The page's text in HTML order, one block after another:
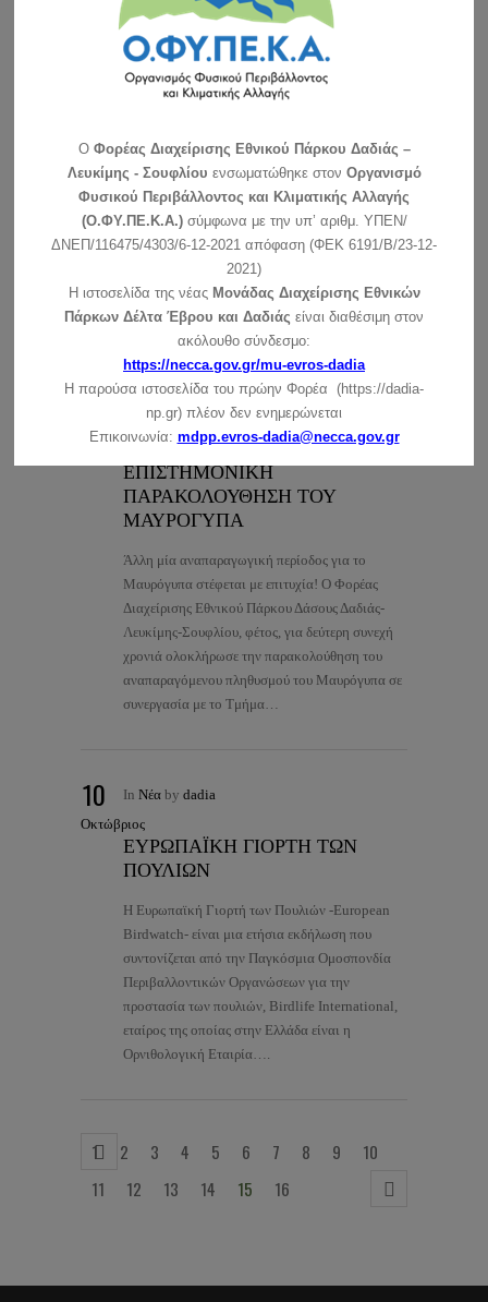
Νοέμβριος
InΝέαbydadia
ΤΟ ΕΘΝΙΚΟ ΠΑΡΚΟ ΔΑΣΟΥΣ
PHILOXENIA 2014
Ο Φορέας Διαχείρισης Εθνικού Πάρκου Δάσους
Δαδιάς – Λευκίμης – Σουφλίου σε συνεργασία με
την Περιφέρεια ανατολικής Μακεδονίας –
Θράκης συμμετείχε και φέτος στην έκθεση
Philoxenia 2014 που πραγματοποιήθηκε στη
Θεσσαλονίκη από τις 13 έως τις…
10 In Νέαbydadia
ΔΕΛΤΙΟ ΤΥΠΟΥ ΓΙΑ ΤΗΝ
ΕΠΙΣΤΗΜΟΝΙΚΗ
ΠΑΡΑΚΟΛΟΥΘΗΣΗ ΤΟΥ
ΜΑΥΡΟΓΥΠΑ
Άλλη μία αναπαραγωγική περίοδος για το
Μαυρόγυπα στέφεται με επιτυχία! Ο Φορέας
Διαχείρισης Εθνικού Πάρκου Δάσους Δαδιάς-
Λευκίμης-Σουφλίου, φέτος, για δεύτερη συνεχή
χρονιά ολοκλήρωσε την παρακολούθηση του
αναπαραγόμενου πληθυσμού του Μαυρόγυπα σε
συνεργασία με το Τμήμα…
10
Οκτώβριος
In Νέα by dadia
ΕΥΡΩΠΑΪΚΗ ΓΙΟΡΤΗ ΤΩΝ
ΠΟΥΛΙΩΝ
Η Ευρωπαϊκή Γιορτή των Πουλιών -European
Birdwatch- είναι μια ετήσια εκδήλωση που
συντονίζεται από την Παγκόσμια Ομοσπονδία
Περιβαλλοντικών Οργανώσεων για την
προστασία των πουλιών, Birdlife International,
εταίρος της οποίας στην Ελλάδα είναι η
Ορνιθολογική Εταιρία….
1 2 3 4 5 6 7 8 9
10
11
12 13 14 15 16
O Φορέας Διαχείρισης Εθνικού Πάρκου Δαδιάς –
Λευκίμης - Σουφλίου ενσωματώθηκε στον Οργανισμό
Φυσικού Περιβάλλοντος και Κλιματικής Αλλαγής
(Ο.ΦΥ.ΠΕ.Κ.Α.)σύμφωνα με την υπ’ αριθμ. ΥΠΕΝ/
ΔΝΕΠ/116475/4303/6-12-2021 απόφαση (ΦΕΚ 6191/Β/23-12-
2021)
Η ιστοσελίδα της νέας Μονάδας Διαχείρισης Εθνικών
Πάρκων Δέλτα Έβρου και Δαδιάς είναι διαθέσιμη στον
ακόλουθο σύνδεσμο:
https://necca.gov.gr/mu-evros-dadia
Η παρούσα ιστοσελίδα του πρώην Φορέα (https://dadia-
np.gr) πλέον δεν ενημερώνεται
Επικοινωνία: mdpp.evros-dadia@necca.gov.gr